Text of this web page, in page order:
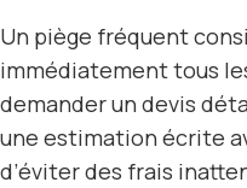
Un piège fréquent
immédiatement tous
demander un devis
une estimation écrite
d’éviter des frais